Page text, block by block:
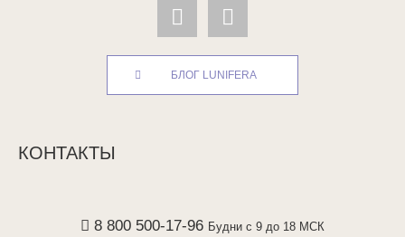
БЛОГ LUNIFERA
КОНТАКТЫ
8 800 500-17-96 Будни с 9 до 18 МСК